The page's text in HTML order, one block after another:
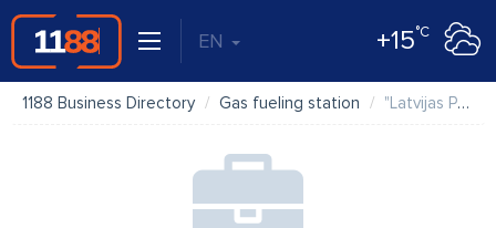
EN +15°C
1188 Business Directory Gas fueling station "Latvijas Propāna gāze" SIA, Liepājas auto gāzes uzpildes stacija